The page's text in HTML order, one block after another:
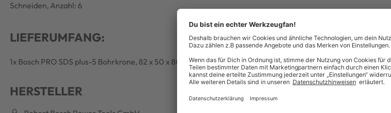
Schneiden, Anzahl: 6
LIEFERUMFANG:
1x Bosch PRO SDS plus-5 Bohrkrone, 82 x 50 x 80 mm
HERSTELLER